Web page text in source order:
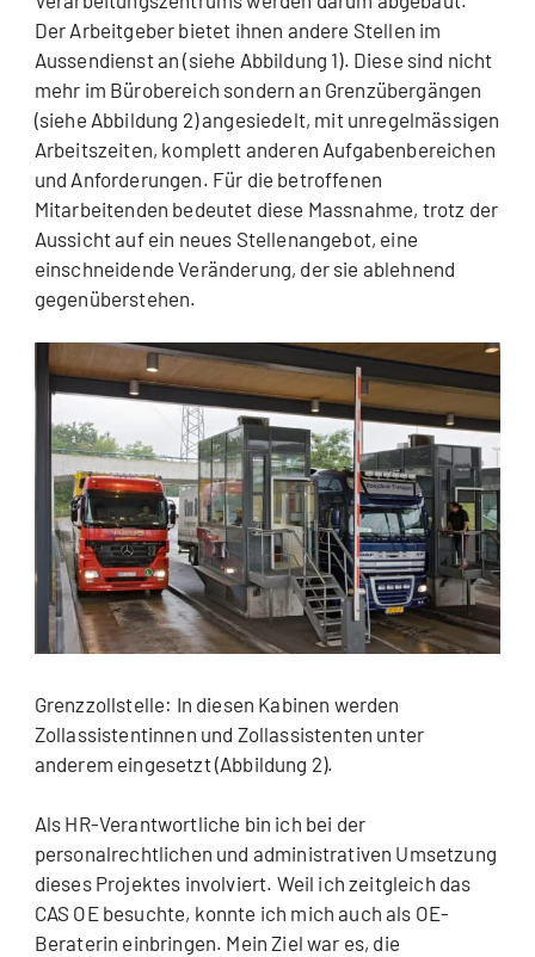
Der Arbeitgeber bietet ihnen andere Stellen im
Aussendienst an (siehe Abbildung 1). Diese sind nicht
mehr im Bürobereich sondern an Grenzübergängen
(siehe Abbildung 2) angesiedelt, mit unregelmässigen
Arbeitszeiten, komplett anderen Aufgabenbereichen
und Anforderungen. Für die betroffenen
Mitarbeitenden bedeutet diese Massnahme, trotz der
Aussicht auf ein neues Stellenangebot, eine
einschneidende Veränderung, der sie ablehnend
gegenüberstehen.
Grenzzollstelle: In diesen Kabinen werden
Zollassistentinnen und Zollassistenten unter
anderem eingesetzt (Abbildung 2).
Als HR-Verantwortliche bin ich bei der
personalrechtlichen und administrativen Umsetzung
dieses Projektes involviert. Weil ich zeitgleich das
CAS OE besuchte, konnte ich mich auch als OE-
Beraterin einbringen. Mein Ziel war es, die